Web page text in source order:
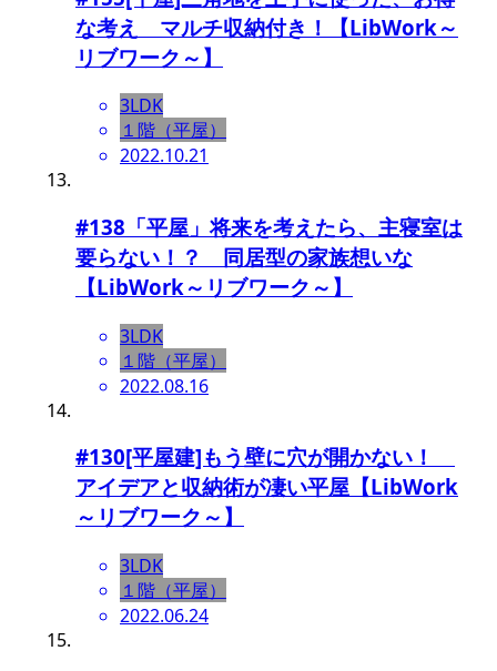
な考え マルチ収納付き！【LibWork～
リブワーク～】
3LDK
１階（平屋）
2022.10.21
#138「平屋」将来を考えたら、主寝室は
要らない！？ 同居型の家族想いな
【LibWork～リブワーク～】
3LDK
１階（平屋）
2022.08.16
#130[平屋建]もう壁に穴が開かない！
アイデアと収納術が凄い平屋【LibWork
～リブワーク～】
3LDK
１階（平屋）
2022.06.24